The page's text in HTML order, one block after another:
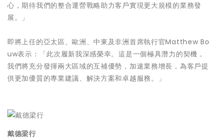
心，期待我們的整合運營戰略助力客戶實現更大規模的業務發
展。」
即將上任的亞太區、歐洲、中東及非洲首席執行官Matthew Bo
uw表示：「此次履新我深感榮幸。這是一個極具潛力的契機，
我們將充分發揮兩大區域的互補優勢，加速業務增長，為客戶提
供更加優質的專業建議、解決方案和卓越服務。」
戴德梁行